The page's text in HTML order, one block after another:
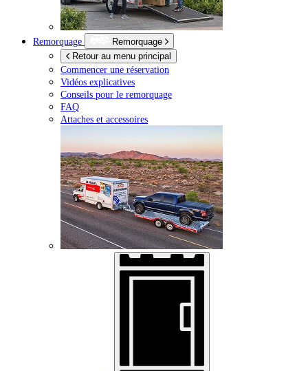
Remorquage
Remorquage
Retour au menu principal
Commencer une réservation
Vidéos explicatives
Conseils pour le remorquage
FAQ
Attaches et accessoires